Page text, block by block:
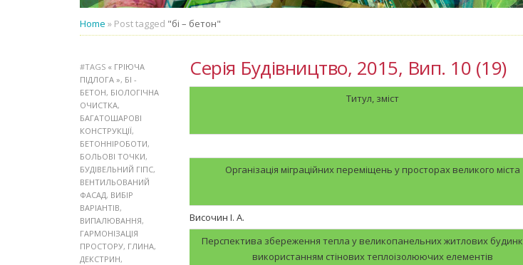
Home » Post tagged "бі – бетон"
#TAGS « ГРІЮЧА
ПІДЛОГА », БІ -
БЕТОН, БІОЛОГІЧНА
ОЧИСТКА,
БАГАТОШАРОВІ
КОНСТРУКЦІЇ,
БЕТОННІРОБОТИ,
БОЛЬОВІ ТОЧКИ,
БУДІВЕЛЬНИЙ ГІПС,
ВЕНТИЛЬОВАНИЙ
ФАСАД, ВИБІР
ВАРІАНТІВ,
ВИПАЛЮВАННЯ,
ГАРМОНІЗАЦІЯ
ПРОСТОРУ, ГЛИНА,
ДЕКСТРИН,
Серія Будівництво, 2015, Вип. 10 (19)
Титул, зміст
Організація міграційних переміщень у просторах великого міста
Височин І. А.
Перспектива збереження тепла у великопанельних житлових
використанням стінових теплоізолюючих елементів